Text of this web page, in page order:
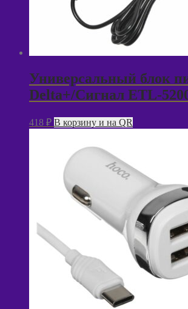
Универсальный блок
Delta+/Сигнал ETL-
418 ₽ В корзину и на QR